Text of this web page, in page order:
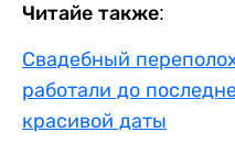
Читайе также:
Свадебный
работали до
красивой даты